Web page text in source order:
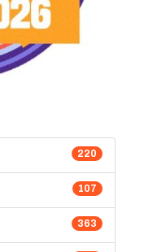
220
107
363